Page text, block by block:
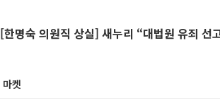
[한명숙 의원직 상실] 새누리 “대법원 유죄 선
마켓